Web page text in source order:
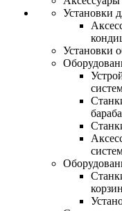
Установки
Установки